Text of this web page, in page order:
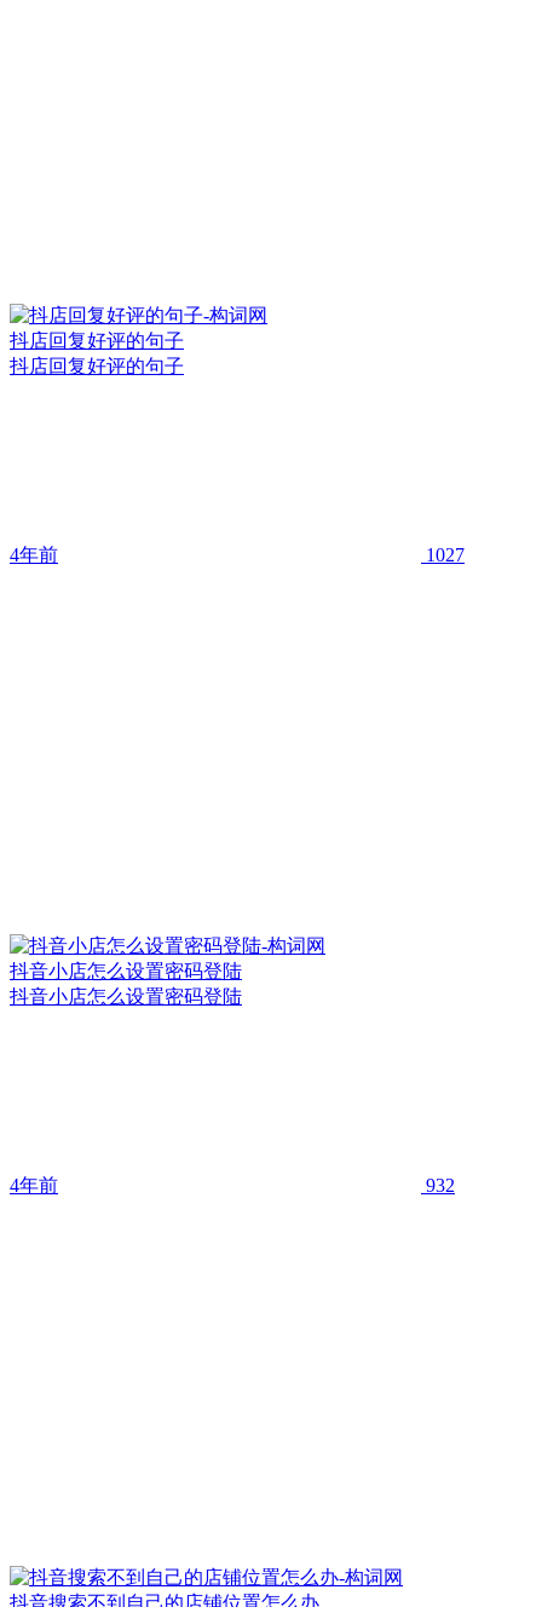
抖店回复好评的句子
抖店回复好评的句子
4年前 1027
抖音小店怎么设置密码登陆
抖音小店怎么设置密码登陆
4年前 932
抖音搜索不到自己的店铺位置怎么办